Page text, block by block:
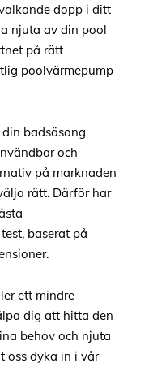
dopp i ditt
njuta av din pool
på rätt
poolvärmepump
badsäsong
och
på marknaden
rätt. Därför har
baserat på
ett mindre
dig att hitta den
behov och njuta
oss dyka in i vår